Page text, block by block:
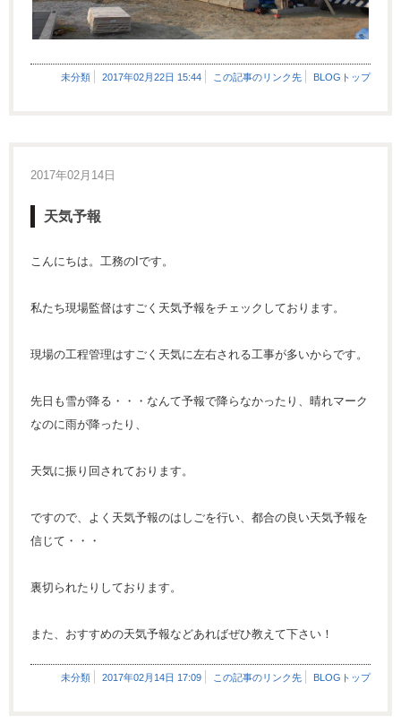
未分類 2017年02月22日 15:44 この記事のリンク先 BLOGトップ
2017年02月14日
天気予報
こんにちは。工務のIです。
私たち現場監督はすごく天気予報をチェックしております。
現場の工程管理はすごく天気に左右される工事が多いからです。
先日も雪が降る・・・なんて予報で降らなかったり、晴れマーク
なのに雨が降ったり、
天気に振り回されております。
ですので、よく天気予報のはしごを行い、都合の良い天気予報を
信じて・・・
裏切られたりしております。
また、おすすめの天気予報などあればぜひ教えて下さい！
未分類 2017年02月14日 17:09 この記事のリンク先 BLOGトップ